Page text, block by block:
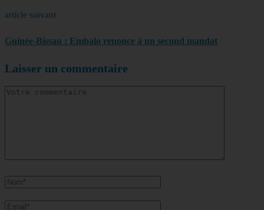
article suivant
Guinée-Bissau : Embalo renonce à un second mandat
Laisser un commentaire